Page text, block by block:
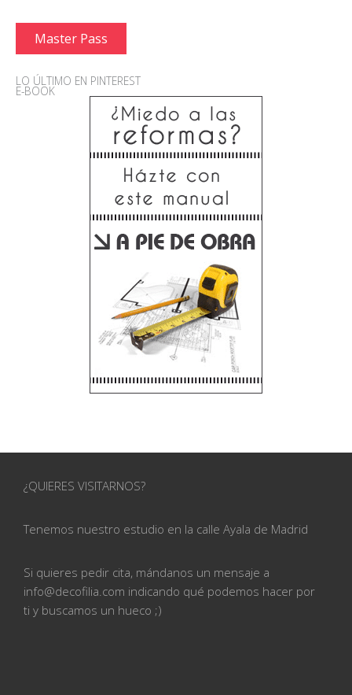
Master Pass
LO ÚLTIMO EN PINTEREST
E-BOOK
¿QUIERES VISITARNOS?
Tenemos nuestro estudio en la calle Ayala de Madrid
Si quieres pedir cita, mándanos un mensaje a
info@decofilia.com indicando qué podemos hacer por
ti y buscamos un hueco ;)